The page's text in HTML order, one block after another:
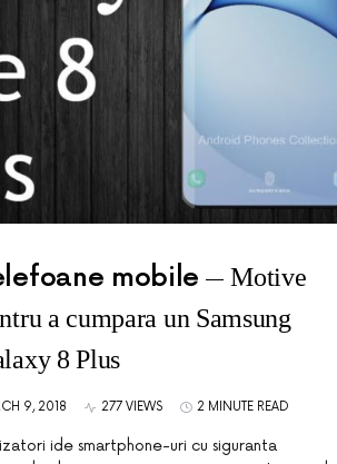
mobile
Motive
a cumpara un Samsung
8 Plus
9, 2018 277 VIEWS 2 MINUTE READ
ide smartphone-uri cu siguranta